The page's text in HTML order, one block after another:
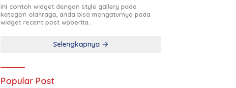
Ini contoh widget dengan style gallery pada
kategori olahraga, anda bisa mengaturnya pada
widget recent post wpberita.
Selengkapnya
Popular Post